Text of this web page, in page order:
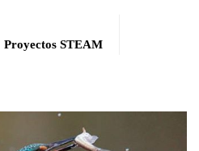
Proyectos STEAM